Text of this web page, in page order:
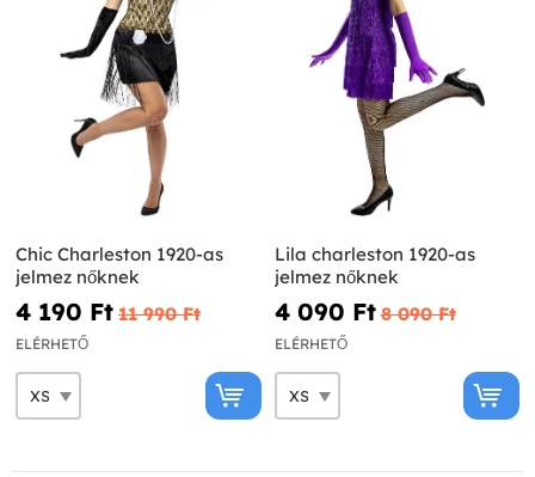
Chic Charleston 1920-as
jelmez nőknek
4 190 Ft‎ 11 990 Ft‎
ELÉRHETŐ
Lila charleston 1920-as
jelmez nőknek
4 090 Ft‎ 8 090 Ft‎
ELÉRHETŐ